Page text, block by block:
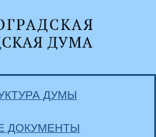
ДУМЫ
ДОКУМЕНТЫ